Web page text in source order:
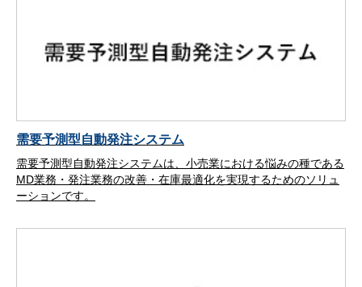
需要予測型自動発注システム
需要予測型自動発注システムは、小売業における悩みの種である
MD業務・発注業務の改善・在庫最適化を実現するためのソリュ
ーションです。